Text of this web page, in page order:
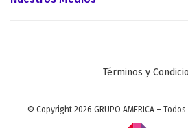
Términos y
© Copyright 2026 GRUPO AMERICA –